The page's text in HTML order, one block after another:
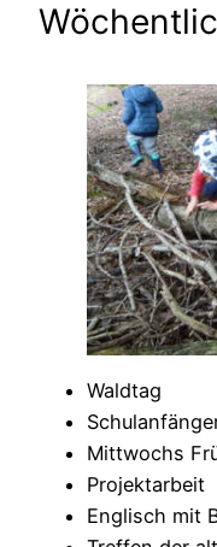
Waldtag
Mittwochs
Projektarbeit
Englisch mit